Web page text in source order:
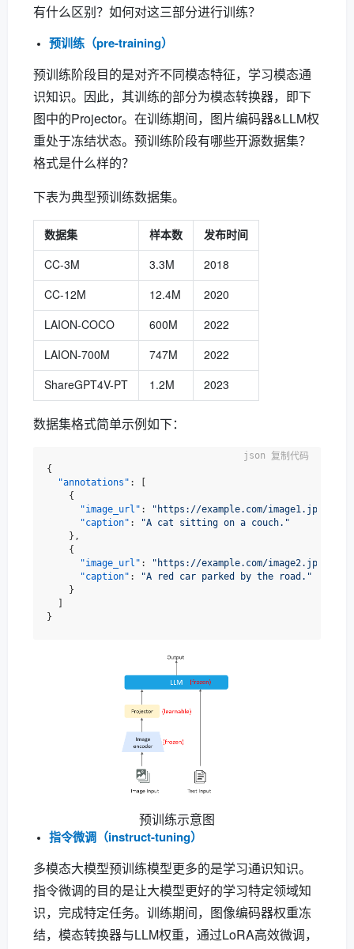
有什么区别？如何对这三部分进行训练？
预训练（pre-training）
预训练阶段目的是对齐不同模态特征，学习模态通
识知识。因此，其训练的部分为模态转换器，即下
图中的Projector。在训练期间，图片编码器&LLM权
重处于冻结状态。预训练阶段有哪些开源数据集？
格式是什么样的？
下表为典型预训练数据集。
数据集 样本数 发布时间
CC-3M 3.3M 2018
CC-12M 12.4M 2020
LAION-COCO 600M 2022
LAION-700M 747M 2022
ShareGPT4V-PT 1.2M 2023
数据集格式简单示例如下：
{
"annotations" :
[
{
"image_url" : "https://example.com/image1.jpg"
"caption" :
"A cat sitting on a couch."
} ,
{
"image_url" : "https://example.com/image2.jpg"
"caption" :
"A red car parked by the road."
}
]
}
复制代码
预训练示意图
指令微调（instruct-tuning）
多模态大模型预训练模型更多的是学习通识知识。
指令微调的目的是让大模型更好的学习特定领域知
识，完成特定任务。训练期间，图像编码器权重冻
结，模态转换器与LLM权重，通过LoRA高效微调，